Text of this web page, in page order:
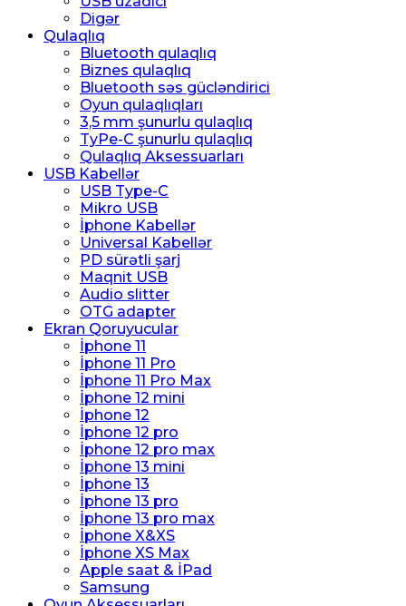
Digər
Qulaqlıq
Bluetooth qulaqlıq
Biznes qulaqlıq
Bluetooth səs gücləndirici
Oyun qulaqlıqları
3,5 mm şunurlu qulaqlıq
TyPe-C şunurlu qulaqlıq
Qulaqlıq Aksessuarları
USB Kabellər
USB Type-C
Mikro USB
İphone Kabellər
Universal Kabellər
PD sürətli şarj
Maqnit USB
Audio slitter
OTG adapter
Ekran Qoruyucular
İphone 11
İphone 11 Pro
İphone 11 Pro Max
İphone 12 mini
İphone 12
İphone 12 pro
İphone 12 pro max
İphone 13 mini
İphone 13
İphone 13 pro
İphone 13 pro max
İphone X&XS
İphone XS Max
Apple saat & İPad
Samsung